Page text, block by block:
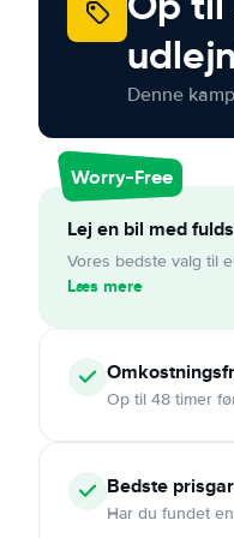
Denne
Worry-Free
Lej en bil med
Vores bedste valg til
Læs mere
Op til 48 timer
Bedste
Har du fundet